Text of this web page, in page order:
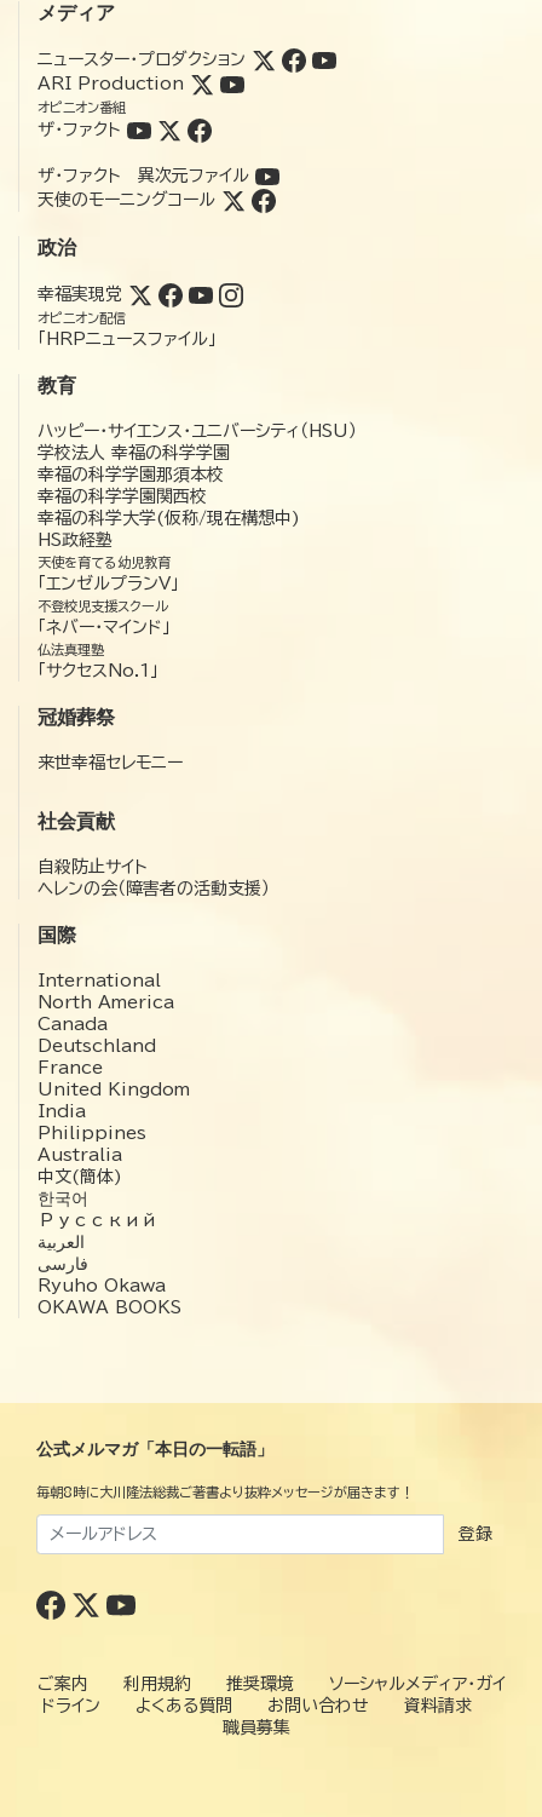
メディア
ニュースター・プロダクション
ARI Production
オピニオン番組
ザ・ファクト
ザ・ファクト 異次元ファイル
天使のモーニングコール
政治
幸福実現党
オピニオン配信
「HRPニュースファイル」
教育
ハッピー・サイエンス・ユニバーシティ（HSU）
学校法人 幸福の科学学園
幸福の科学学園那須本校
幸福の科学学園関西校
幸福の科学大学(仮称/現在構想中)
HS政経塾
天使を育てる幼児教育
「エンゼルプランV」
不登校児支援スクール
「ネバー・マインド」
仏法真理塾
「サクセスNo.1」
冠婚葬祭
来世幸福セレモニー
社会貢献
自殺防止サイト
ヘレンの会（障害者の活動支援）
国際
International
North America
Canada
Deutschland
France
United Kingdom
India
Philippines
Australia
中文(簡体)
한국어
Русский
العربية‏
فارسی
Ryuho Okawa
OKAWA BOOKS
公式メルマガ「本日の一転語」
毎朝8時に大川隆法総裁ご著書より抜粋メッセージが届きます！
登録
ご案内 利用規約 推奨環境
ソーシャルメディア・ガイ
ドライン
よくある質問 お問い合わせ
資料請求
職員募集